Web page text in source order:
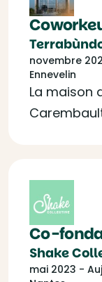
novembre
Ennevelin
La maison
Co-
Shake
mai 2023 -